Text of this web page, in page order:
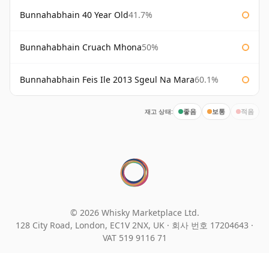
Bunnahabhain 40 Year Old41.7%
Bunnahabhain Cruach Mhona50%
Bunnahabhain Feis Ile 2013 Sgeul Na Mara60.1%
재고 상태: 좋음 보통 적음
© 2026 Whisky Marketplace Ltd.
128 City Road, London, EC1V 2NX, UK · 회사 번호 17204643 ·
VAT 519 9116 71